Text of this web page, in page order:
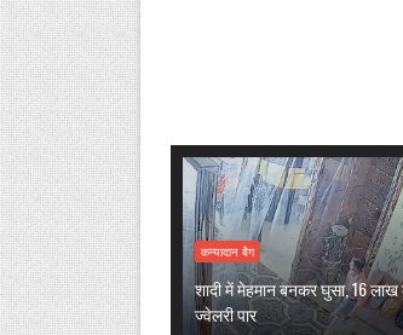
कन्यादान बैग
शादी में मेहमान बनकर घुसा, 16 लाख
ज्वेलरी पार